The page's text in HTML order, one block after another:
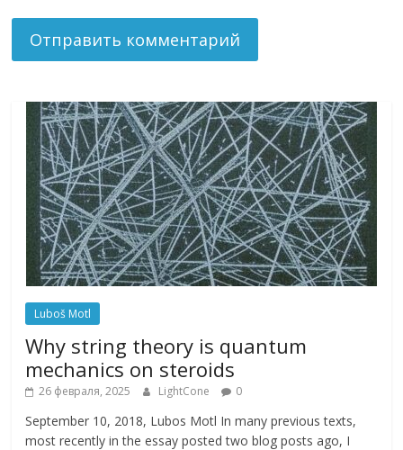
Luboš Motl
Why string theory is quantum
mechanics on steroids
26 февраля, 2025 LightCone 0
September 10, 2018, Lubos Motl In many previous texts,
most recently in the essay posted two blog posts ago, I